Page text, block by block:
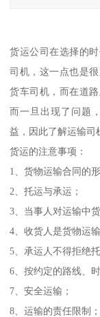
货运公司在选择的
司机，这一点也是
货车司机，而在道
而一旦出现了问题
益，因此了解运输司
货运的注意事项：
1、货物运输合同的形
2、托运与承运；
3、当事人对运输中货
4、收货人是货物运
5、承运人不得拒绝
6、按约定的路线、
7、安全运输；
8、运输的责任限制；